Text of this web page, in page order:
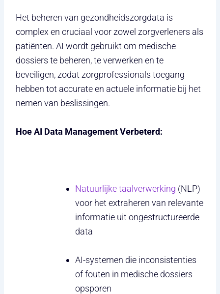
Het beheren van gezondheidszorgdata is
complex en cruciaal voor zowel zorgverleners als
patiënten. AI wordt gebruikt om medische
dossiers te beheren, te verwerken en te
beveiligen, zodat zorgprofessionals toegang
hebben tot accurate en actuele informatie bij het
nemen van beslissingen.
Hoe AI Data Management Verbeterd:
Natuurlijke taalverwerking (NLP)
voor het extraheren van relevante
informatie uit ongestructureerde
data
AI-systemen die inconsistenties
of fouten in medische dossiers
opsporen